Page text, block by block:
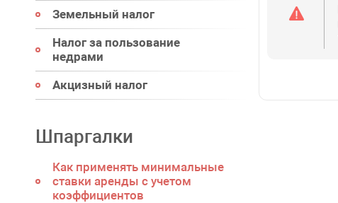
Земельный налог
Налог за пользование
недрами
Акцизный налог
Шпаргалки
Как применять минимальные
ставки аренды с учетом
коэффициентов